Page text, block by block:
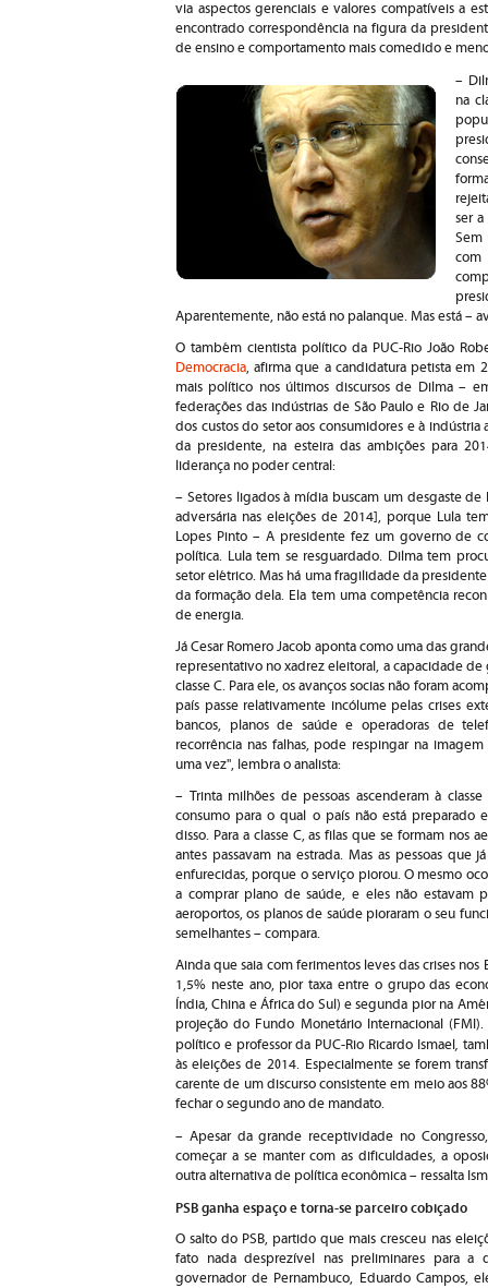
via aspectos gerenciais e valores compatíveis a
encontrado correspondência na figura da
de ensino e comportamento mais comedido e
–
na
ser
Sem
com
Aparentemente, não está no palanque. Mas está ­–
O também cientista político da PUC-Rio João
Democracia, afirma que a candidatura petista em
mais político nos últimos discursos de Dilma –
federações das indústrias de São Paulo e Rio de
dos custos do setor aos consumidores e à
da presidente, na esteira das ambições para
liderança no poder central:
– Setores ligados à mídia buscam um desgaste
adversária nas eleições de 2014], porque Lula
Lopes Pinto – A presidente fez um governo de
política. Lula tem se resguardado. Dilma tem
setor elétrico. Mas há uma fragilidade da
da formação dela. Ela tem uma competência
de energia.
Já Cesar Romero Jacob aponta como uma das
representativo no xadrez eleitoral, a capacidade
classe C. Para ele, os avanços socias não foram
país passe relativamente incólume pelas crises
bancos, planos de saúde e operadoras de
recorrência nas falhas, pode respingar na
uma vez", lembra o analista:
– Trinta milhões de pessoas ascenderam à
consumo para o qual o país não está preparado
disso. Para a classe C, as filas que se formam nos
antes passavam na estrada. Mas as pessoas que
enfurecidas, porque o serviço piorou. O mesmo
a comprar plano de saúde, e eles não estavam
aeroportos, os planos de saúde pioraram o seu
semelhantes – compara.
Ainda que saia com ferimentos leves das crises nos
1,5% neste ano, pior taxa entre o grupo das
Índia, China e África do Sul) e segunda pior na
projeção do Fundo Monetário Internacional
político e professor da PUC-Rio Ricardo Ismael,
às eleições de 2014. Especialmente se forem
carente de um discurso consistente em meio aos
fechar o segundo ano de mandato.
– Apesar da grande receptividade no
começar a se manter com as dificuldades, a
outra alternativa de política econômica – ressalta
PSB ganha espaço e torna-se parceiro cobiçado
O salto do PSB, partido que mais cresceu nas
fato nada desprezível nas preliminares para
governador de Pernambuco, Eduardo Campos,